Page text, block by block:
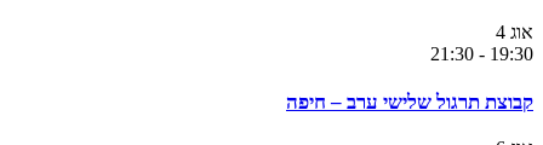
אוג 4
19:30
-
21:30
קבוצת תרגול שלישי ערב – חיפה